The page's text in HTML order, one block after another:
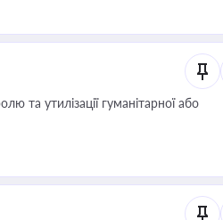
та утилізації гуманітарної або